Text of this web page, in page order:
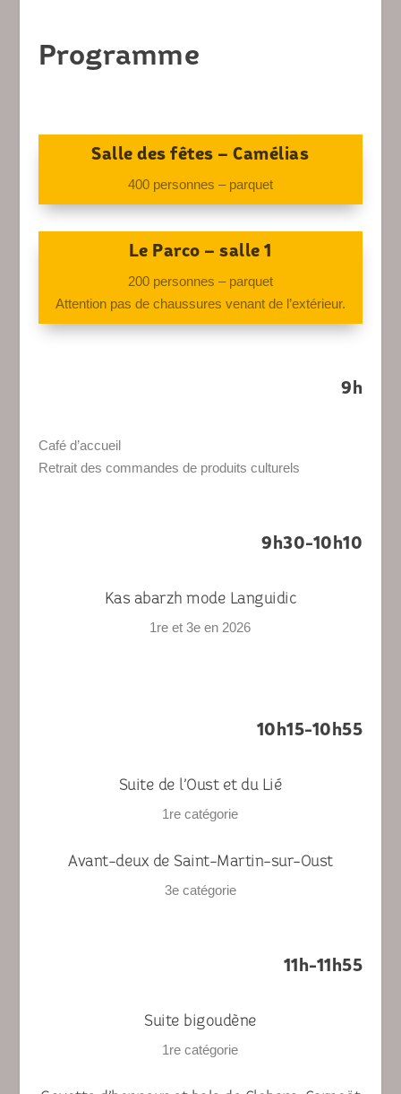
Programme
Salle des fêtes – Camélias
400 personnes – parquet
Le Parco – salle 1
200 personnes – parquet
Attention pas de chaussures venant de l’extérieur.
9h
Café d’accueil
Retrait des commandes de produits culturels
9h30-10h10
Kas abarzh mode Languidic
1re et 3e en 2026
10h15-10h55
Suite de l’Oust et du Lié
1re catégorie
Avant-deux de Saint-Martin-sur-Oust
3ecatégorie
11h-11h55
Suite bigoudène
1re catégorie